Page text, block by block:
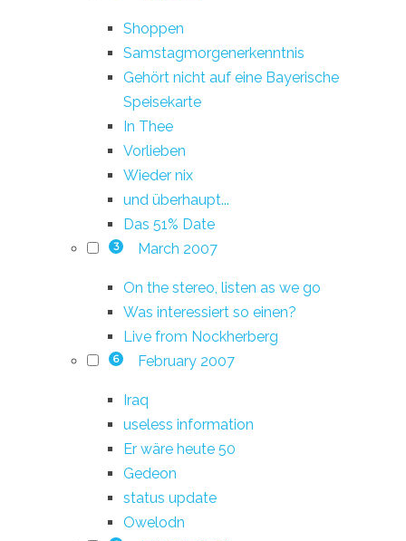
Shoppen
Samstagmorgenerkenntnis
Gehört nicht auf eine Bayerische
Speisekarte
In Thee
Vorlieben
Wieder nix
und überhaupt...
Das 51% Date
3 March 2007
On the stereo, listen as we go
Was interessiert so einen?
Live from Nockherberg
6 February 2007
Iraq
useless information
Er wäre heute 50
Gedeon
status update
Owelodn